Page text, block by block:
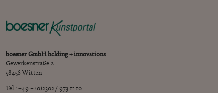
boesner GmbH holding + innovations
Gewerkenstraße 2
58456 Witten
Tel.: +49 – (0)2302 / 973 11 10